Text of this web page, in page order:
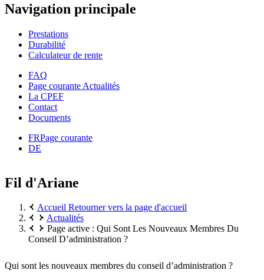
Navigation principale
Prestations
Durabilité
Calculateur de rente
FAQ
Page courante Actualités
La CPEF
Contact
Documents
FRPage courante
DE
Fil d'Ariane
Accueil Retourner vers la page d'accueil
Actualités
Page active : Qui Sont Les Nouveaux Membres Du
Conseil D’administration ?
Qui sont les nouveaux membres du conseil d’administration ?